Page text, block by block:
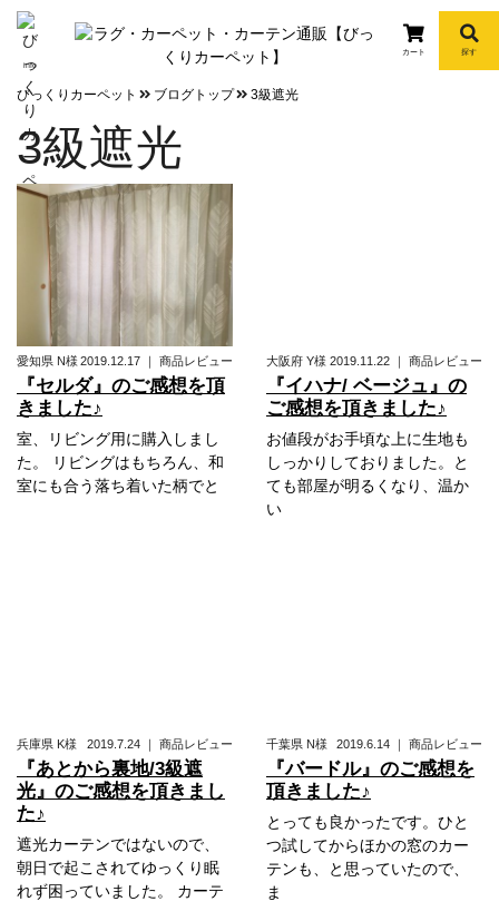
info
カート 探す
びっくりカーペット ブログトップ 3級遮光
3級遮光
愛知県 N様2019.12.17 ｜ 商品レビュー
『セルダ』のご感想を頂
きました♪
室、リビング用に購入しまし
た。 リビングはもちろん、和
室にも合う落ち着いた柄でと
大阪府 Y様 2019.11.22 ｜ 商品レビュー
『イハナ/ ベージュ』の
ご感想を頂きました♪
お値段がお手頃な上に生地も
しっかりしておりました。と
ても部屋が明るくなり、温か
い
兵庫県 K様 2019.7.24 ｜ 商品レビュー
『あとから裏地/3級遮
光』のご感想を頂きまし
た♪
遮光カーテンではないので、
朝日で起こされてゆっくり眠
れず困っていました。 カーテ
千葉県 N様 2019.6.14 ｜ 商品レビュー
『バードル』のご感想を
頂きました♪
とっても良かったです。ひと
つ試してからほかの窓のカー
テンも、と思っていたので、
ま